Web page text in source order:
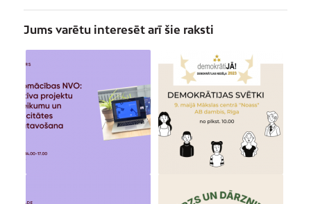
Jums varētu interesēt arī šie raksti